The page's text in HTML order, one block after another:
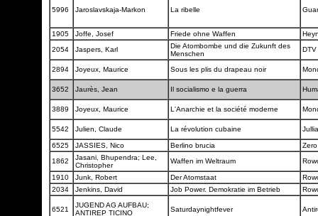
5996 Jaroslavskaja-Markon La ribelle
1905 Joffe, Josef Friede ohne Waffen
2054
Jaspers, Karl
Die Atombombe und die Zukunft des
Menschen
DTV
2894 Joyeux, Maurice Sous les plis du drapeau noir
3652 Jaurès, Jean Il socialismo e la guerra
3889 Joyeux, Maurice L'Anarchie et la société moderne
5542 Julien, Claude La révolution cubaine
6525 JASSIES, Nico Berlino brucia
1862
Jasani, Bhupendra; Lee,
Christopher
Waffen im Weltraum
1910 Junk, Robert Der Atomstaat
2034
Jenkins, David Job Power. Demokratie im Betrieb
6521
JUGEND AG AUFBAU;
ANTIREP TICINO
Saturdaynightfever